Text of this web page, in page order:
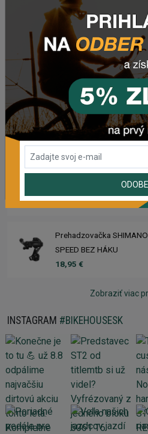
Zimušné Rukavice
44,95 €
Sedlo CHROMAG
90,50 €
Rebuild kit pedálov
40,95 €
Náhradný gumový diel
2,50 €
Prehadzovačka
SPEED BEZ HÁKU
18,95 €
Zobraziť viac
INSTAGRAM #BIKEHOUSESK